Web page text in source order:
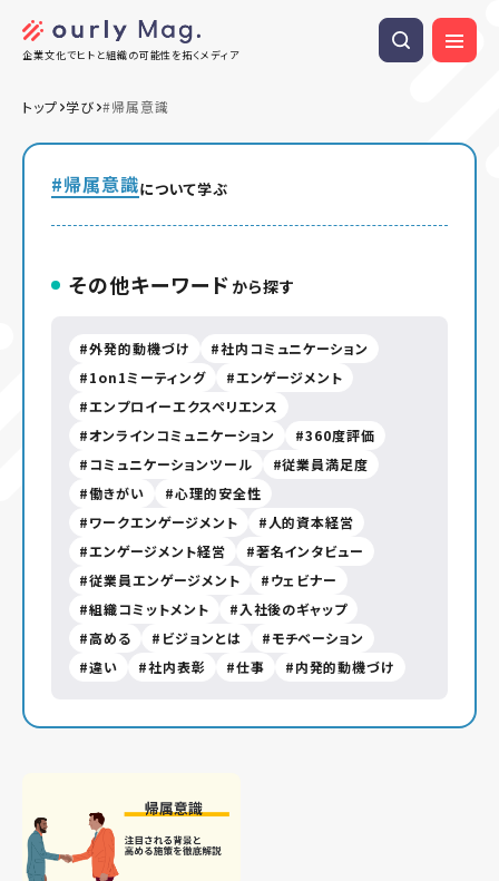
企業文化でヒトと組織の可能性を拓くメディア
トップ 学び #帰属意識
#帰属意識について学ぶ
その他キーワード から探す
外発的動機づけ
社内コミュニケーション
1on1ミーティング
エンゲージメント
エンプロイーエクスペリエンス
オンラインコミュニケーション
360度評価
コミュニケーションツール
従業員満足度
働きがい
心理的安全性
ワークエンゲージメント
人的資本経営
エンゲージメント経営
著名インタビュー
従業員エンゲージメント
ウェビナー
組織コミットメント
入社後のギャップ
高める
ビジョンとは
モチベーション
違い
社内表彰 仕事 内発的動機づけ